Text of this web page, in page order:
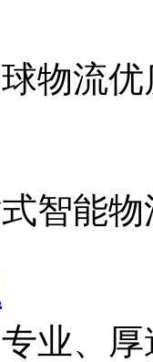
物流
智能
业、